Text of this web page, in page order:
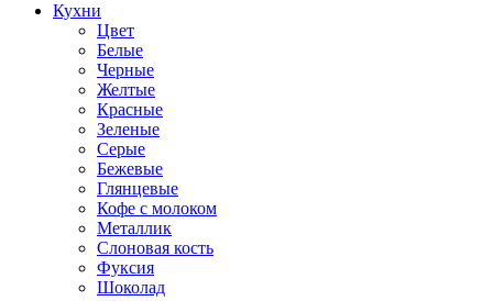
Кухни
Цвет
Белые
Черные
Желтые
Красные
Зеленые
Серые
Бежевые
Глянцевые
Кофе с молоком
Металлик
Слоновая кость
Фуксия
Шоколад